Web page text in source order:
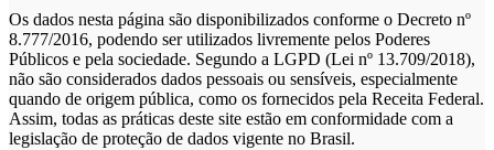
Os dados nesta página são disponibilizados conforme o Decreto nº
8.777/2016, podendo ser utilizados livremente pelos Poderes
Públicos e pela sociedade. Segundo a LGPD (Lei nº 13.709/2018),
não são considerados dados pessoais ou sensíveis, especialmente
quando de origem pública, como os fornecidos pela Receita Federal.
Assim, todas as práticas deste site estão em conformidade com a
legislação de proteção de dados vigente no Brasil.